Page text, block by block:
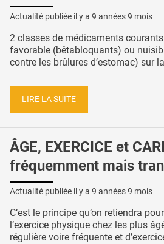
Actualité publiée il y a 9 années 9 mois
2 classes de médicaments
favorable (bêtabloquants) ou
contre les brûlures d’estomac) sur
LIRE LA SUITE
ÂGE, EXERCICE et
fréquemment mais
Actualité publiée il y a 9 années 9 mois
C’est le principe qu’on retiendra
l’exercice physique chez les plus
régulière voire fréquente et